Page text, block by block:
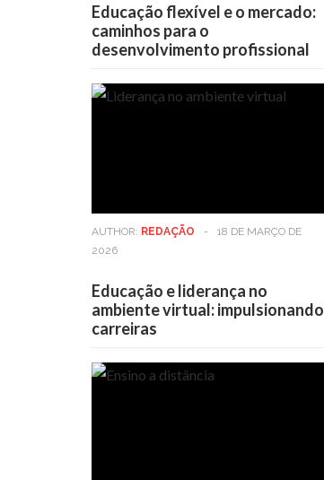
Educação flexível e o mercado:
caminhos para o
desenvolvimento profissional
AUTHOR: REDAÇÃO -
18 DE MARÇO DE
2026
Educação e liderança no
ambiente virtual: impulsionando
carreiras